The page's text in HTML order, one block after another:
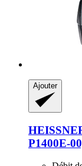
Ajouter
P1400E-​